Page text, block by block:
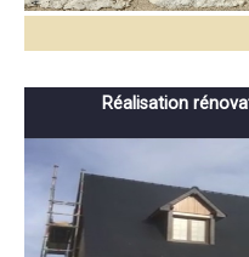
Réalisation